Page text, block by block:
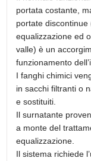
portata costante,
portate
equalizzazione ed
valle) è un
funzionamento
I fanghi chimici
in sacchi filtranti o
e sostituiti.
Il surnatante
a monte del
equalizzazione.
Il sistema richiede